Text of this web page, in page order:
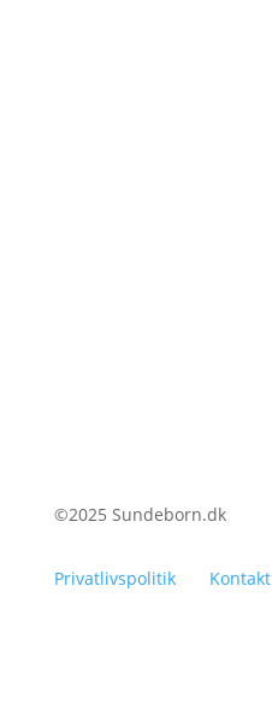
©2025 Sundeborn.dk
Privatlivspolitik Kontakt